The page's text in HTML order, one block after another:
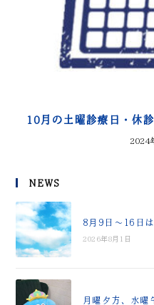
10月の土曜診療日・休
2024
NEWS
8月9日～16日
2026年8月1日
月曜夕方、水曜